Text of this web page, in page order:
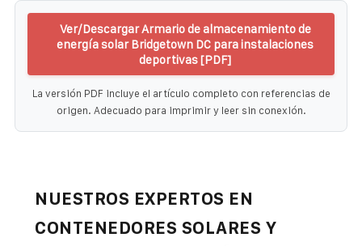
Ver/Descargar Armario de almacenamiento de
energía solar Bridgetown DC para instalaciones
deportivas [PDF]
La versión PDF incluye el artículo completo con referencias de
origen. Adecuado para imprimir y leer sin conexión.
NUESTROS EXPERTOS EN
CONTENEDORES SOLARES Y